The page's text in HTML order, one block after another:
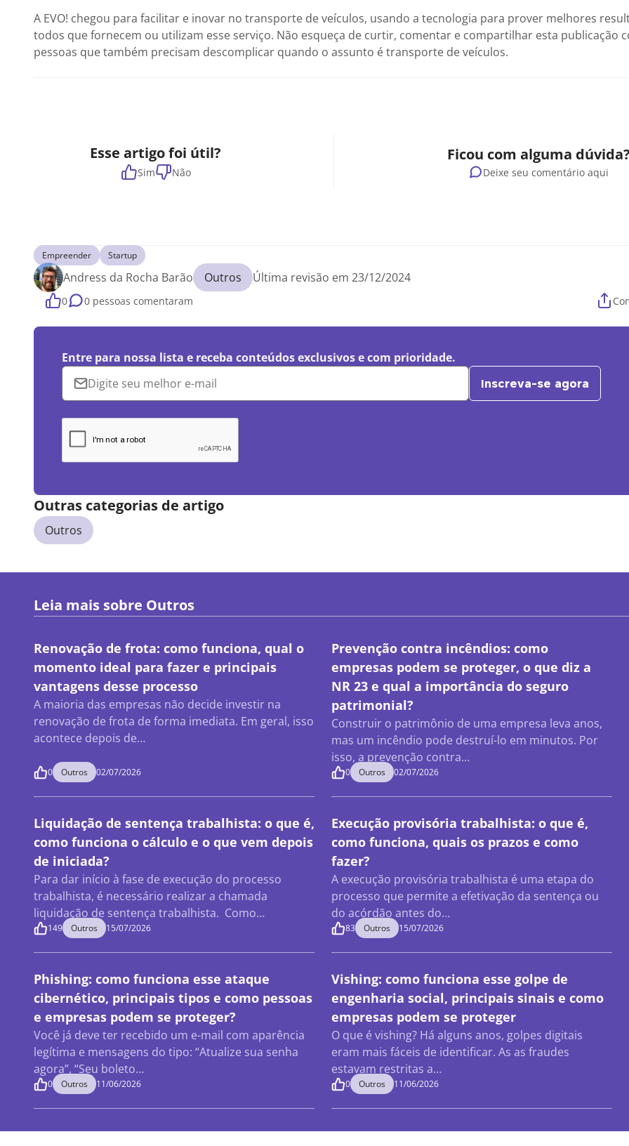
A EVO! chegou para facilitar e inovar no transporte de veículos, usando a tecnologia para prover melhores
todos que fornecem ou utilizam esse serviço. Não esqueça de curtir, comentar e compartilhar esta publicação
pessoas que também precisam descomplicar quando o assunto é transporte de veículos.
Esse artigo foi útil?
Sim Não
Ficou com alguma dúvida?
Deixe seu comentário aqui
Empreender Startup
Andress da Rocha Barão Outros Última revisão em 23/12/2024
0 0 pessoas comentaram
Entre para nossa lista e receba conteúdos exclusivos e com prioridade.
Inscreva-se agora
Outras categorias de artigo
Outros
Leia mais sobre Outros
Renovação de frota: como funciona, qual o
momento ideal para fazer e principais
vantagens desse processo
A maioria das empresas não decide investir na
renovação de frota de forma imediata. Em geral, isso
acontece depois de…
0 Outros 02/07/2026
Prevenção contra incêndios: como
empresas podem se proteger, o que diz a
NR 23 e qual a importância do seguro
patrimonial?
Construir o patrimônio de uma empresa leva anos,
mas um incêndio pode destruí-lo em minutos. Por
isso, a prevenção contra…
0 Outros 02/07/2026
Liquidação de sentença trabalhista: o que é,
como funciona o cálculo e o que vem depois
de iniciada?
Para dar início à fase de execução do processo
trabalhista, é necessário realizar a chamada
liquidação de sentença trabalhista. Como…
149 Outros 15/07/2026
Execução provisória trabalhista: o que é,
como funciona, quais os prazos e como
fazer?
A execução provisória trabalhista é uma etapa do
processo que permite a efetivação da sentença ou
do acórdão antes do…
83 Outros 15/07/2026
Phishing: como funciona esse ataque
cibernético, principais tipos e como pessoas
e empresas podem se proteger?
Você já deve ter recebido um e-mail com aparência
legítima e mensagens do tipo: “Atualize sua senha
agora”, “Seu boleto…
0 Outros 11/06/2026
Vishing: como funciona esse golpe de
engenharia social, principais sinais e como
empresas podem se proteger
O que é vishing? Há alguns anos, golpes digitais
eram mais fáceis de identificar. As as fraudes
estavam restritas a…
0 Outros 11/06/2026